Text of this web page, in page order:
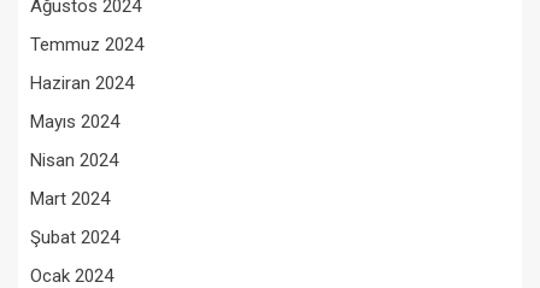
Ağustos 2024
Temmuz 2024
Haziran 2024
Mayıs 2024
Nisan 2024
Mart 2024
Şubat 2024
Ocak 2024